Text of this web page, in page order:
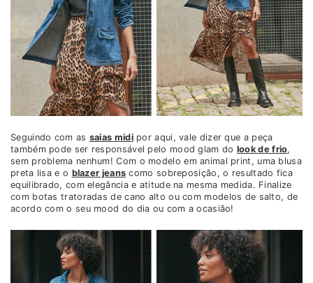
Seguindo com as saias midipor aqui, vale dizer que a peça
também pode ser responsável pelo mood glam do look de frio,
sem problema nenhum! Com o modelo em animal print, uma blusa
preta lisa e o blazer jeans como sobreposição, o resultado fica
equilibrado, com elegância e atitude na mesma medida. Finalize
com botas tratoradas de cano alto ou com modelos de salto, de
acordo com o seu mood do dia ou com a ocasião!